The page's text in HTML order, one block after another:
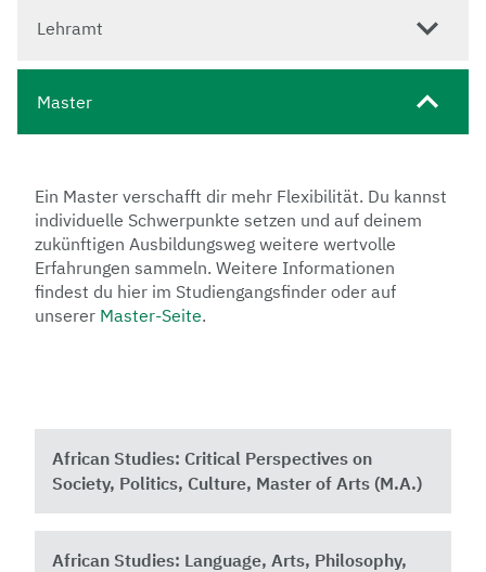
Lehramt
Master
Ein Master verschafft dir mehr Flexibilität. Du kannst
individuelle Schwerpunkte setzen und auf deinem
zukünftigen Ausbildungsweg weitere wertvolle
Erfahrungen sammeln. Weitere Informationen
findest du hier im Studiengangsfinder oder auf
unserer Master-Seite.
African Studies: Critical Perspectives on
Society, Politics, Culture, Master of Arts (M.A.)
African Studies: Language, Arts, Philosophy,